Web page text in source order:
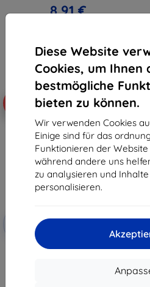
Diese Website
Cookies, um Ihnen
bestmögliche
bieten zu können.
Wir verwenden Cookies
Einige sind für das
Funktionieren der
während andere uns
zu analysieren und
personalisieren.
8,91 €
mit
3MK HardGlass Panzerglas für